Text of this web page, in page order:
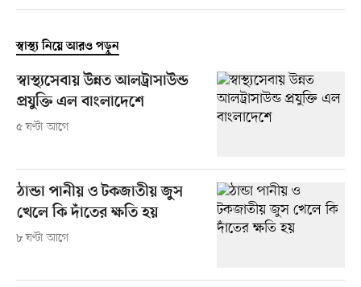
স্বাস্থ্য নিয়ে আরও পড়ুন
স্বাস্থ্যসেবায় উন্নত আলট্রাসাউন্ড
প্রযুক্তি এল বাংলাদেশে
৫ ঘণ্টা আগে
ঠান্ডা পানীয় ও টকজাতীয় জুস
খেলে কি দাঁতের ক্ষতি হয়
৮ ঘণ্টা আগে